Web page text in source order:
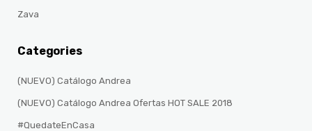
Zava
Categories
(NUEVO) Catálogo Andrea
(NUEVO) Catálogo Andrea Ofertas HOT SALE 2018
#QuedateEnCasa